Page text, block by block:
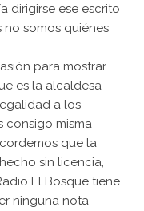
dirigirse ese escrito
no somos quiénes
para mostrar
es la alcaldesa
a los
consigo misma
que la
sin licencia,
El Bosque tiene
ninguna nota